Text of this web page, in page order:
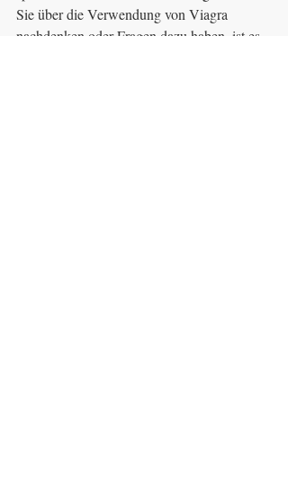
Sie über die Verwendung von Viagra
nachdenken oder Fragen dazu haben, ist es